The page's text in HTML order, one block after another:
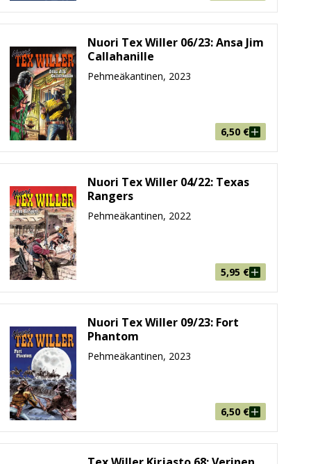
, joka keskittyy Texin villiin nuoruuteen. Lehden
yksittäin omina isoina värillisinä albumeinaan.
Liuskalehtenä aloittanut Tex vaihtoi formaattia
lopullinen läpimurto Suomen markkinoille.
keräilykohteita.
Kronikat ovat näistä kahdesta se ajan patinoima
klassikotkin aikoinaan työstettiin, joten tutut
jonka laadun takaavat muun muassa
huippunimet.
Nuori Tex Willer 06/23: Ansa Jim
Callahanille
Pehmeäkantinen, 2023
6,50 €
Nuori Tex Willer 04/22: Texas
Rangers
Pehmeäkantinen, 2022
5,95 €
Nuori Tex Willer 09/23: Fort
Phantom
Pehmeäkantinen, 2023
6,50 €